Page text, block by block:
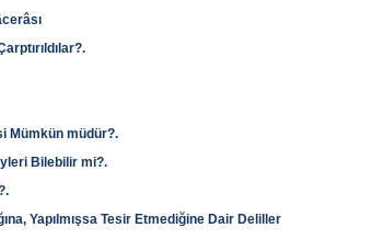
Mümkün müdür?.
Bilebilir mi?.
Yapılmışsa Tesir Etmediğine Dair Deliller